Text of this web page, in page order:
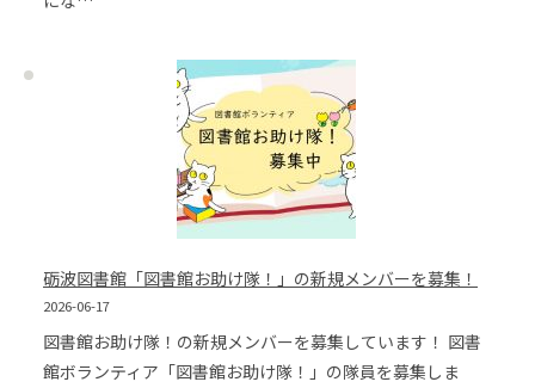
砺波図書館「図書館お助け隊！」の新規メンバーを募集！
2026-06-17
図書館お助け隊！の新規メンバーを募集しています！ 図書
館ボランティア「図書館お助け隊！」の隊員を募集しま